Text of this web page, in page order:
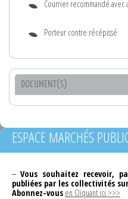
Courrier recommandé avec
Porteur contre récépissé
DOCUMENT(S)
ESPACE MARCHÉS
– Vous souhaitez recevoir,
publiées par les collectivités
Abonnez-vous en Cliquant ici >>>